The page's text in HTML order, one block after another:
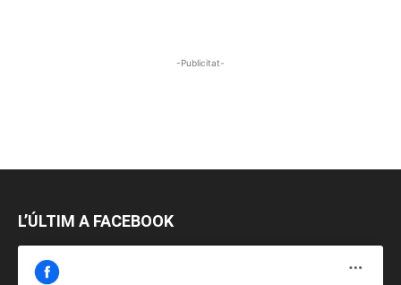
-Publicitat-
L’ÚLTIM A FACEBOOK